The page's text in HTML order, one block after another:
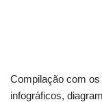
Compilação com
infográficos,